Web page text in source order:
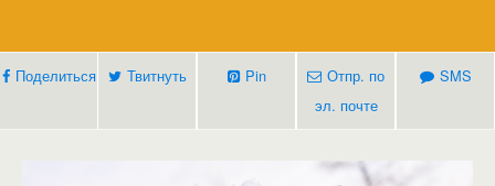
Поделиться Твитнуть Pin
Отпр. по
эл. почте
SMS